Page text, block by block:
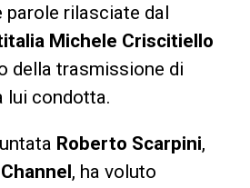
rilasciate dal
Michele Criscitiello
della trasmissione di
lui condotta.
Roberto Scarpini,
, ha voluto